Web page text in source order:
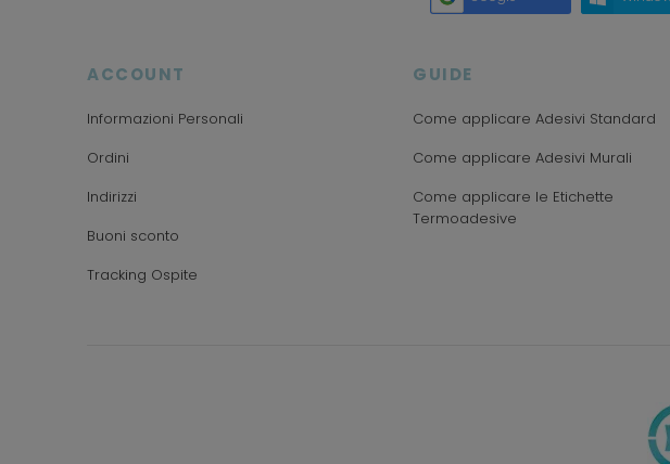
ACCOUNT
Informazioni Personali
Ordini
Indirizzi
Buoni sconto
Tracking Ospite
GUIDE
Come applicare Adesivi Standard
Come applicare Adesivi Murali
Come applicare le Etichette
Termoadesive